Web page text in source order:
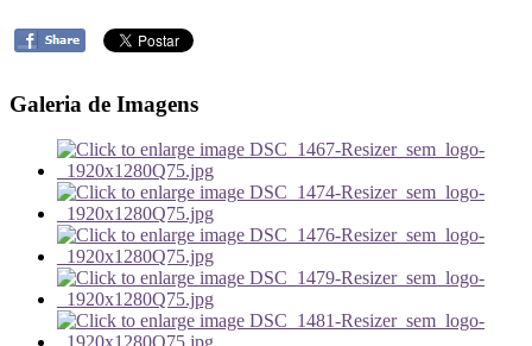
Galeria de Imagens